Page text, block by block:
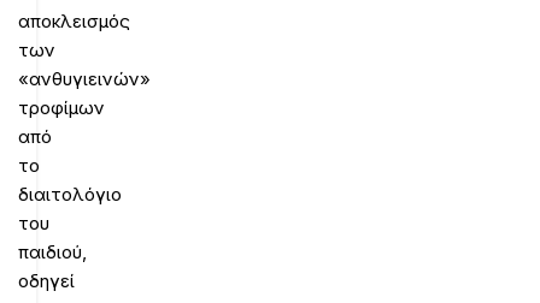
αποκλεισμός
των
«ανθυγιεινών»
τροφίμων
από
το
διαιτολόγιο
του
παιδιού,
οδηγεί